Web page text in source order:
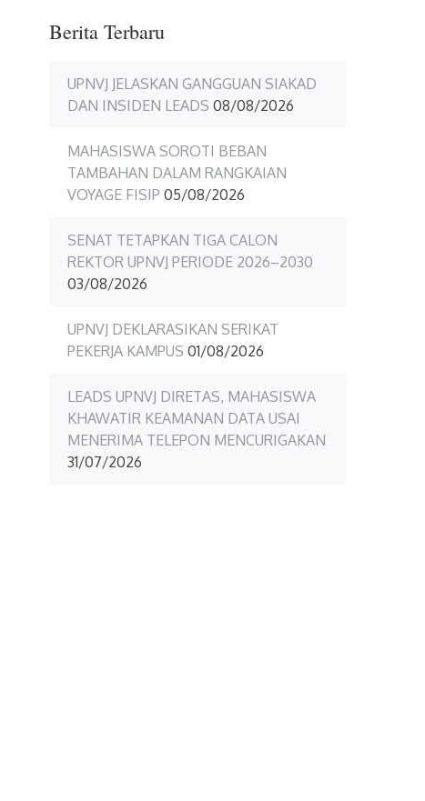
Berita Terbaru
UPNVJ JELASKAN GANGGUAN SIAKAD
DAN INSIDEN LEADS 08/08/2026
MAHASISWA SOROTI BEBAN
TAMBAHAN DALAM RANGKAIAN
VOYAGE FISIP 05/08/2026
SENAT TETAPKAN TIGA CALON
REKTOR UPNVJ PERIODE 2026–2030
03/08/2026
UPNVJ DEKLARASIKAN SERIKAT
PEKERJA KAMPUS 01/08/2026
LEADS UPNVJ DIRETAS, MAHASISWA
KHAWATIR KEAMANAN DATA USAI
MENERIMA TELEPON MENCURIGAKAN
31/07/2026